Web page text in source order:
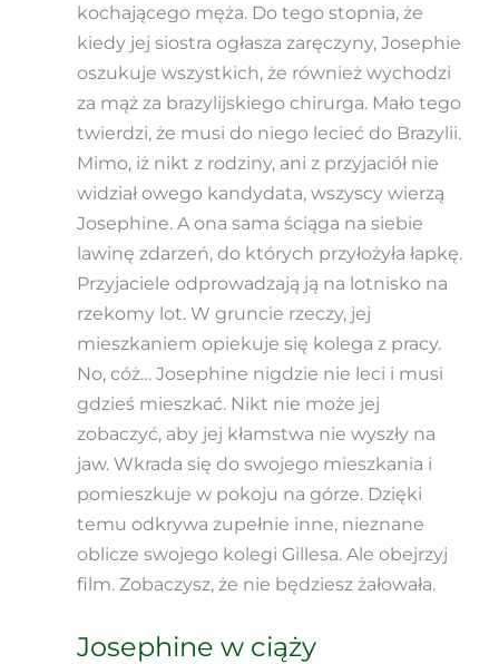
kochającego męża. Do tego stopnia, że
kiedy jej siostra ogłasza zaręczyny, Josephie
oszukuje wszystkich, że również wychodzi
za mąż za brazylijskiego chirurga. Mało tego
twierdzi, że musi do niego lecieć do Brazylii.
Mimo, iż nikt z rodziny, ani z przyjaciół nie
widział owego kandydata, wszyscy wierzą
Josephine. A ona sama ściąga na siebie
lawinę zdarzeń, do których przyłożyła łapkę.
Przyjaciele odprowadzają ją na lotnisko na
rzekomy lot. W gruncie rzeczy, jej
mieszkaniem opiekuje się kolega z pracy.
No, cóż… Josephine nigdzie nie leci i musi
gdzieś mieszkać. Nikt nie może jej
zobaczyć, aby jej kłamstwa nie wyszły na
jaw. Wkrada się do swojego mieszkania i
pomieszkuje w pokoju na górze. Dzięki
temu odkrywa zupełnie inne, nieznane
oblicze swojego kolegi Gillesa. Ale obejrzyj
film. Zobaczysz, że nie będziesz żałowała.
Josephine w ciąży